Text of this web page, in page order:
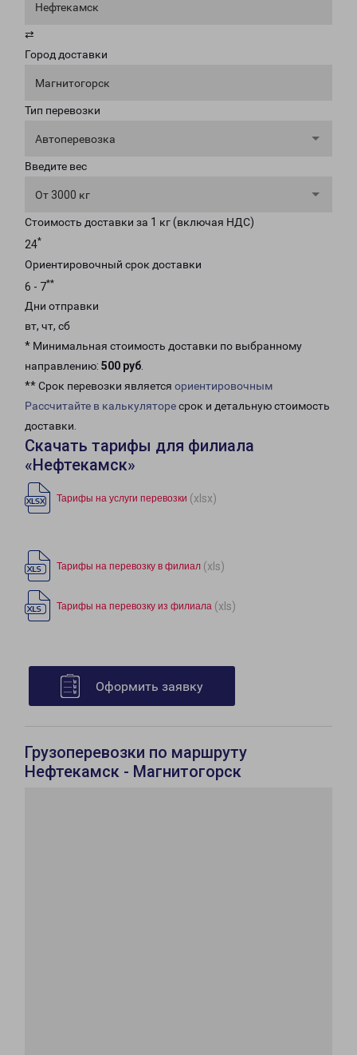
Нефтекамск
⇄
Город доставки
Магнитогорск
Тип перевозки
Автоперевозка
Введите вес
От 3000 кг
Стоимость доставки за 1 кг (включая НДС)
24*
Ориентировочный срок доставки
6 - 7**
Дни отправки
вт, чт, сб
* Минимальная стоимость доставки по выбранному
направлению: 500 руб.
** Срок перевозки является ориентировочным
Рассчитайте в калькуляторесрок и детальную стоимость
доставки.
Скачать тарифы для филиала
«Нефтекамск»
Тарифы на услуги перевозки (xlsx)
Тарифы на перевозку в филиал (xls)
Тарифы на перевозку из филиала (xls)
Оформить заявку
Грузоперевозки по маршруту
Нефтекамск - Магнитогорск